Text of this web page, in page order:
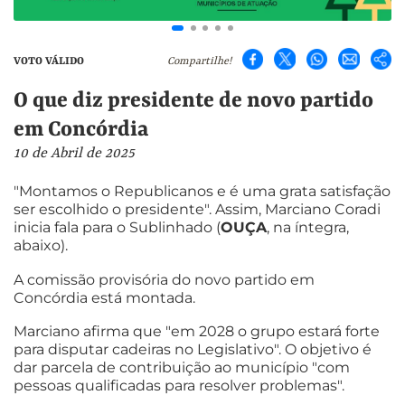
VOTO VÁLIDO Compartilhe!
O que diz presidente de novo partido
em Concórdia
10 de Abril de 2025
"Montamos o Republicanos e é uma grata satisfação
ser escolhido o presidente". Assim, Marciano Coradi
inicia fala para o Sublinhado (OUÇA, na íntegra,
abaixo).
A comissão provisória do novo partido em
Concórdia está montada.
Marciano afirma que "em 2028 o grupo estará forte
para disputar cadeiras no Legislativo". O objetivo é
dar parcela de contribuição ao município "com
pessoas qualificadas para resolver problemas".